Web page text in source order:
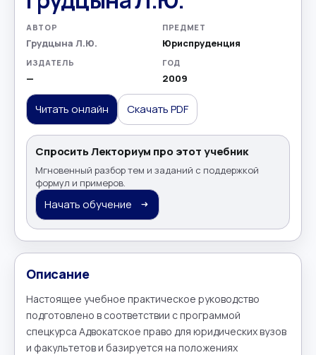
АВТОР
Грудцына Л.Ю.
ПРЕДМЕТ
Юриспруденция
ИЗДАТЕЛЬ
—
ГОД
2009
Читать онлайн Скачать PDF
Спросить Лекториум про этот учебник
Мгновенный разбор тем и заданий с поддержкой
формул и примеров.
Начать обучение
Описание
Настоящее учебное практическое руководство
подготовлено в соответствии с программой
спецкурса Адвокатское право для юридических вузов
и факультетов и базируется на положениях